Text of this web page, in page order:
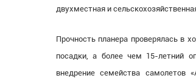
двухместная и
Прочность планера проверялась в
посадки, а более чем 15-летний
внедрение семейства самолетов